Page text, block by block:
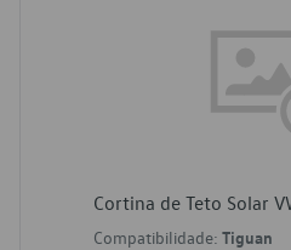
Cortina de Teto Solar
Compatibilidade: Tiguan